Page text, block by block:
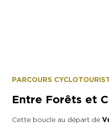
PARCOURS
Entre Forêts et
Cette boucle au départ de